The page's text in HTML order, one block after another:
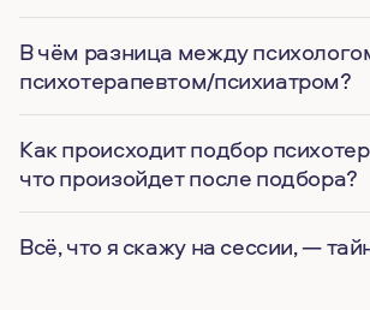
В чём разница между
психотерапевтом/психиатром?
Как происходит подбор
что произойдет после подбора?
Всё, что я скажу на сессии, —